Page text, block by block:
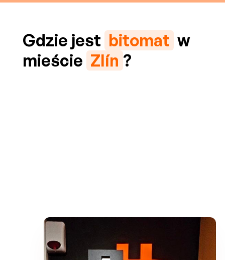
Gdzie jest bitomat w
mieście Zlín ?